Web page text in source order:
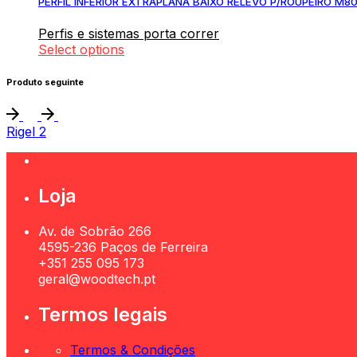
Perfis e sistemas porta correr
Select options
Produto seguinte
Rigel 2
Loja
Av. de Sobrão 266
4595-236 Paços de Ferreira
+351 255 095 173
geral@woodtech.pt
Termos legais
Termos & Condições